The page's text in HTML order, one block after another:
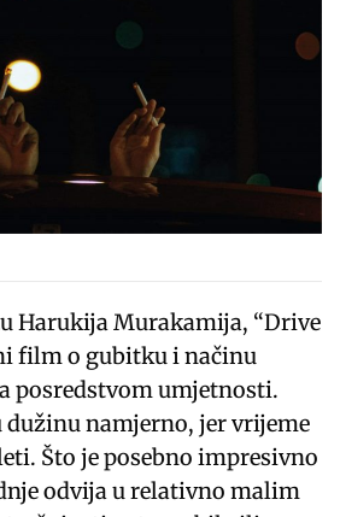
Harukija Murakamija, “Drive
film o gubitku i načinu
posredstvom umjetnosti.
dužinu namjerno, jer vrijeme
Što je posebno impresivno
odvija u relativno malim